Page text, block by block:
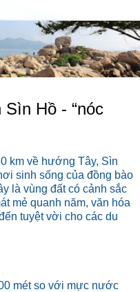
Sìn Hồ - “nóc
km về hướng Tây, Sìn
sinh sống của đồng bào
là vùng đất có cảnh sắc
mẻ quanh năm, văn hóa
tuyệt vời cho các du
mét so với mực nước